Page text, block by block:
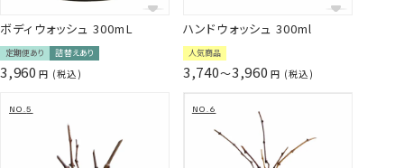
サロンレベルの集中補修
国産の天然杉から自社蒸留した”生”精油配合。合成香
料不使用。深い森の香りが、1日の終わりに心と身体を
ボディウォッシュ 300mL
定期便あり 詰替えあり
3,960 税込
ハンドウォッシュ 300ml
人気商品
3,740〜3,960 税込